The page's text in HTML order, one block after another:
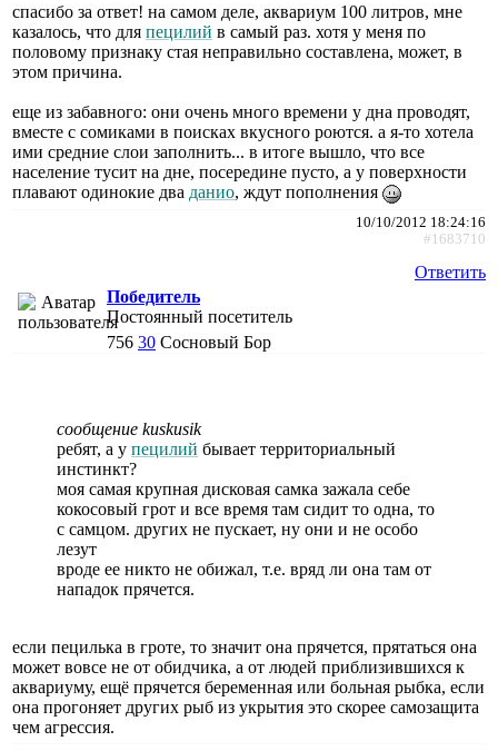
спасибо за ответ! на самом деле, аквариум 100 литров, мне
казалось, что для пецилий в самый раз. хотя у меня по
половому признаку стая неправильно составлена, может, в
этом причина.
еще из забавного: они очень много времени у дна проводят,
вместе с сомиками в поисках вкусного роются. а я-то хотела
ими средние слои заполнить... в итоге вышло, что все
население тусит на дне, посередине пусто, а у поверхности
плавают одинокие два данио, ждут пополнения
10/10/2012 18:24:16
#1683710
Ответить
Победитель
Постоянный посетитель
756 30 Сосновый Бор
сообщение kuskusik
ребят, а у пецилий бывает территориальный
инстинкт?
моя самая крупная дисковая самка зажала себе
кокосовый грот и все время там сидит то одна, то
с самцом. других не пускает, ну они и не особо
лезут
вроде ее никто не обижал, т.е. вряд ли она там от
нападок прячется.
если пецилька в гроте, то значит она прячется, прятаться она
может вовсе не от обидчика, а от людей приблизившихся к
аквариуму, ещё прячется беременная или больная рыбка, если
она прогоняет других рыб из укрытия это скорее самозащита
чем агрессия.